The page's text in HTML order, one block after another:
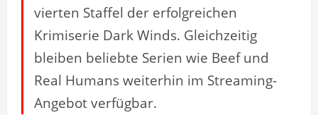
vierten Staffel der erfolgreichen
Krimiserie Dark Winds. Gleichzeitig
bleiben beliebte Serien wie Beef und
Real Humans weiterhin im Streaming-
Angebot verfügbar.